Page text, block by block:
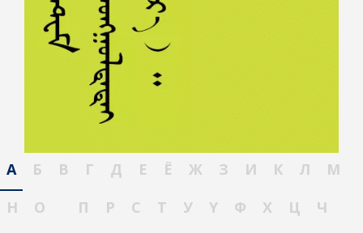
А Б В Г Д Е Ё Ж З И К Л
М
Н
О П Р С Т У Ү Ф Х Ц
Ч